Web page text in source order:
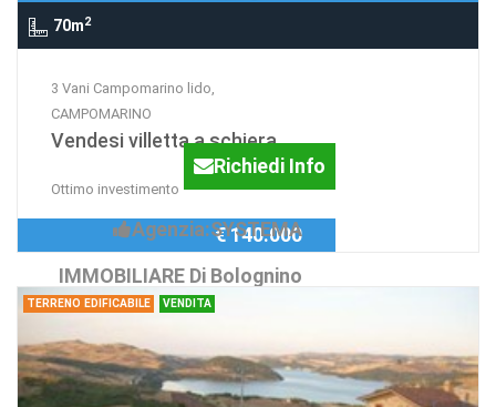
70m2
3 Vani Campomarino lido,
CAMPOMARINO
Vendesi villetta a schiera
Ottimo investimento
Richiedi Info
Agenzia:SYSTEMA
IMMOBILIARE Di Bolognino
€ 140.000
TERRENO EDIFICABILE VENDITA